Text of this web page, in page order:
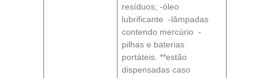
resíduos; -óleo
lubrificante -lâmpadas
contendo mercúrio -
pilhas e baterias
portáteis. **estão
dispensadas caso